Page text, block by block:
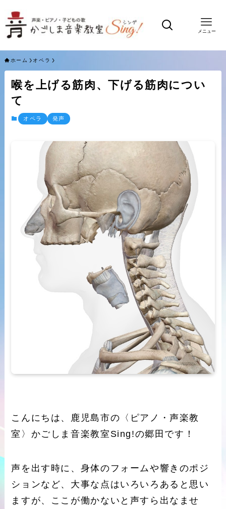
メニュー
ホーム オペラ
喉を上げる筋肉、下げる筋肉につい
て
オペラ 発声
こんにちは、鹿児島市の〈ピアノ・声楽教
室〉かごしま音楽教室Sing!の郷田です！
声を出す時に、身体のフォームや響きのポジ
ションなど、大事な点はいろいろあると思い
ますが、ここが働かないと声すら出なませ